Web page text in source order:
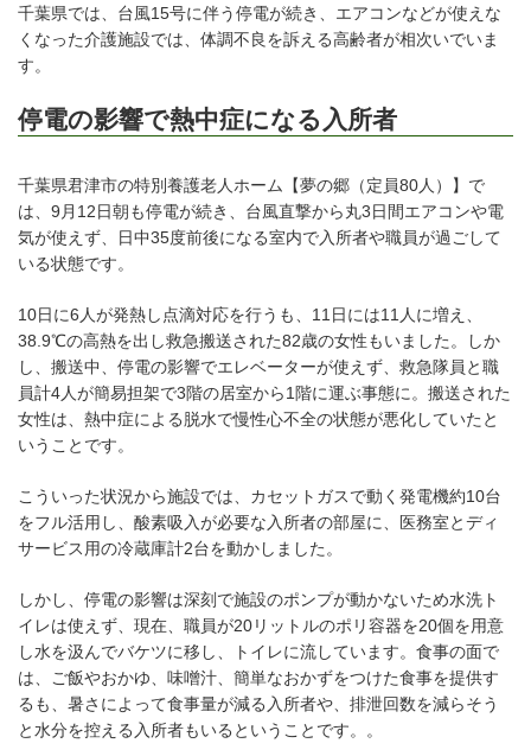
千葉県では、台風15号に伴う停電が続き、エアコンなどが使えな
くなった介護施設では、体調不良を訴える高齢者が相次いでいま
す。
停電の影響で熱中症になる入所者
千葉県君津市の特別養護老人ホーム【夢の郷（定員80人）】で
は、9月12日朝も停電が続き、台風直撃から丸3日間エアコンや電
気が使えず、日中35度前後になる室内で入所者や職員が過ごして
いる状態です。
10日に6人が発熱し点滴対応を行うも、11日には11人に増え、
38.9℃の高熱を出し救急搬送された82歳の女性もいました。しか
し、搬送中、停電の影響でエレベーターが使えず、救急隊員と職
員計4人が簡易担架で3階の居室から1階に運ぶ事態に。搬送された
女性は、熱中症による脱水で慢性心不全の状態が悪化していたと
いうことです。
こういった状況から施設では、カセットガスで動く発電機約10台
をフル活用し、酸素吸入が必要な入所者の部屋に、医務室とディ
サービス用の冷蔵庫計2台を動かしました。
しかし、停電の影響は深刻で施設のポンプが動かないため水洗ト
イレは使えず、現在、職員が20リットルのポリ容器を20個を用意
し水を汲んでバケツに移し、トイレに流しています。食事の面で
は、ご飯やおかゆ、味噌汁、簡単なおかずをつけた食事を提供す
るも、暑さによって食事量が減る入所者や、排泄回数を減らそう
と水分を控える入所者もいるということです。。